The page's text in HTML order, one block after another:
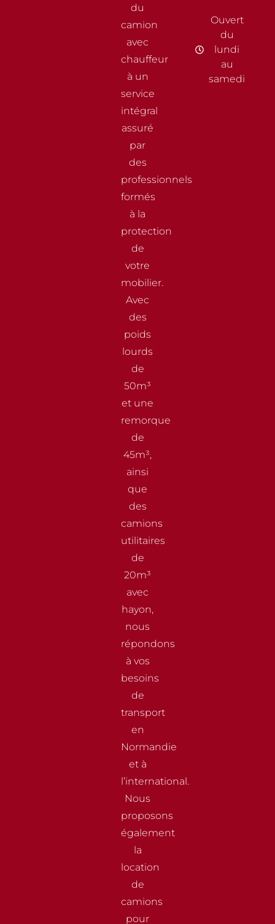
du
camion
avec
chauffeur
à un
service
intégral
assuré
par
des
professionnels
formés
à la
protection
de
votre
mobilier.
Avec
des
poids
lourds
de
50m³
et une
remorque
de
45m³,
ainsi
que
des
camions
utilitaires
de
20m³
avec
hayon,
nous
répondons
à vos
besoins
de
transport
en
Normandie
et à
l’international.
Nous
proposons
également
la
location
de
camions
pour
Ouvert
du
lundi
au
samedi